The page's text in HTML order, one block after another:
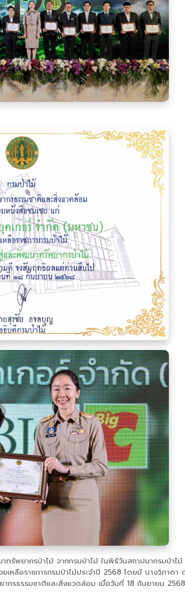
ทรัพยากรป่าไม้ จากกรมป่าไม้ ในพิธีวันสถาปนากรมป่าไ
ลือราชการกรมป่าไม้ประจำปี 2568 โดยมี นางวิภาดา
รธรรมชาติและสิ่งแวดล้อม เมื่อวันที่ 18 กันยายน